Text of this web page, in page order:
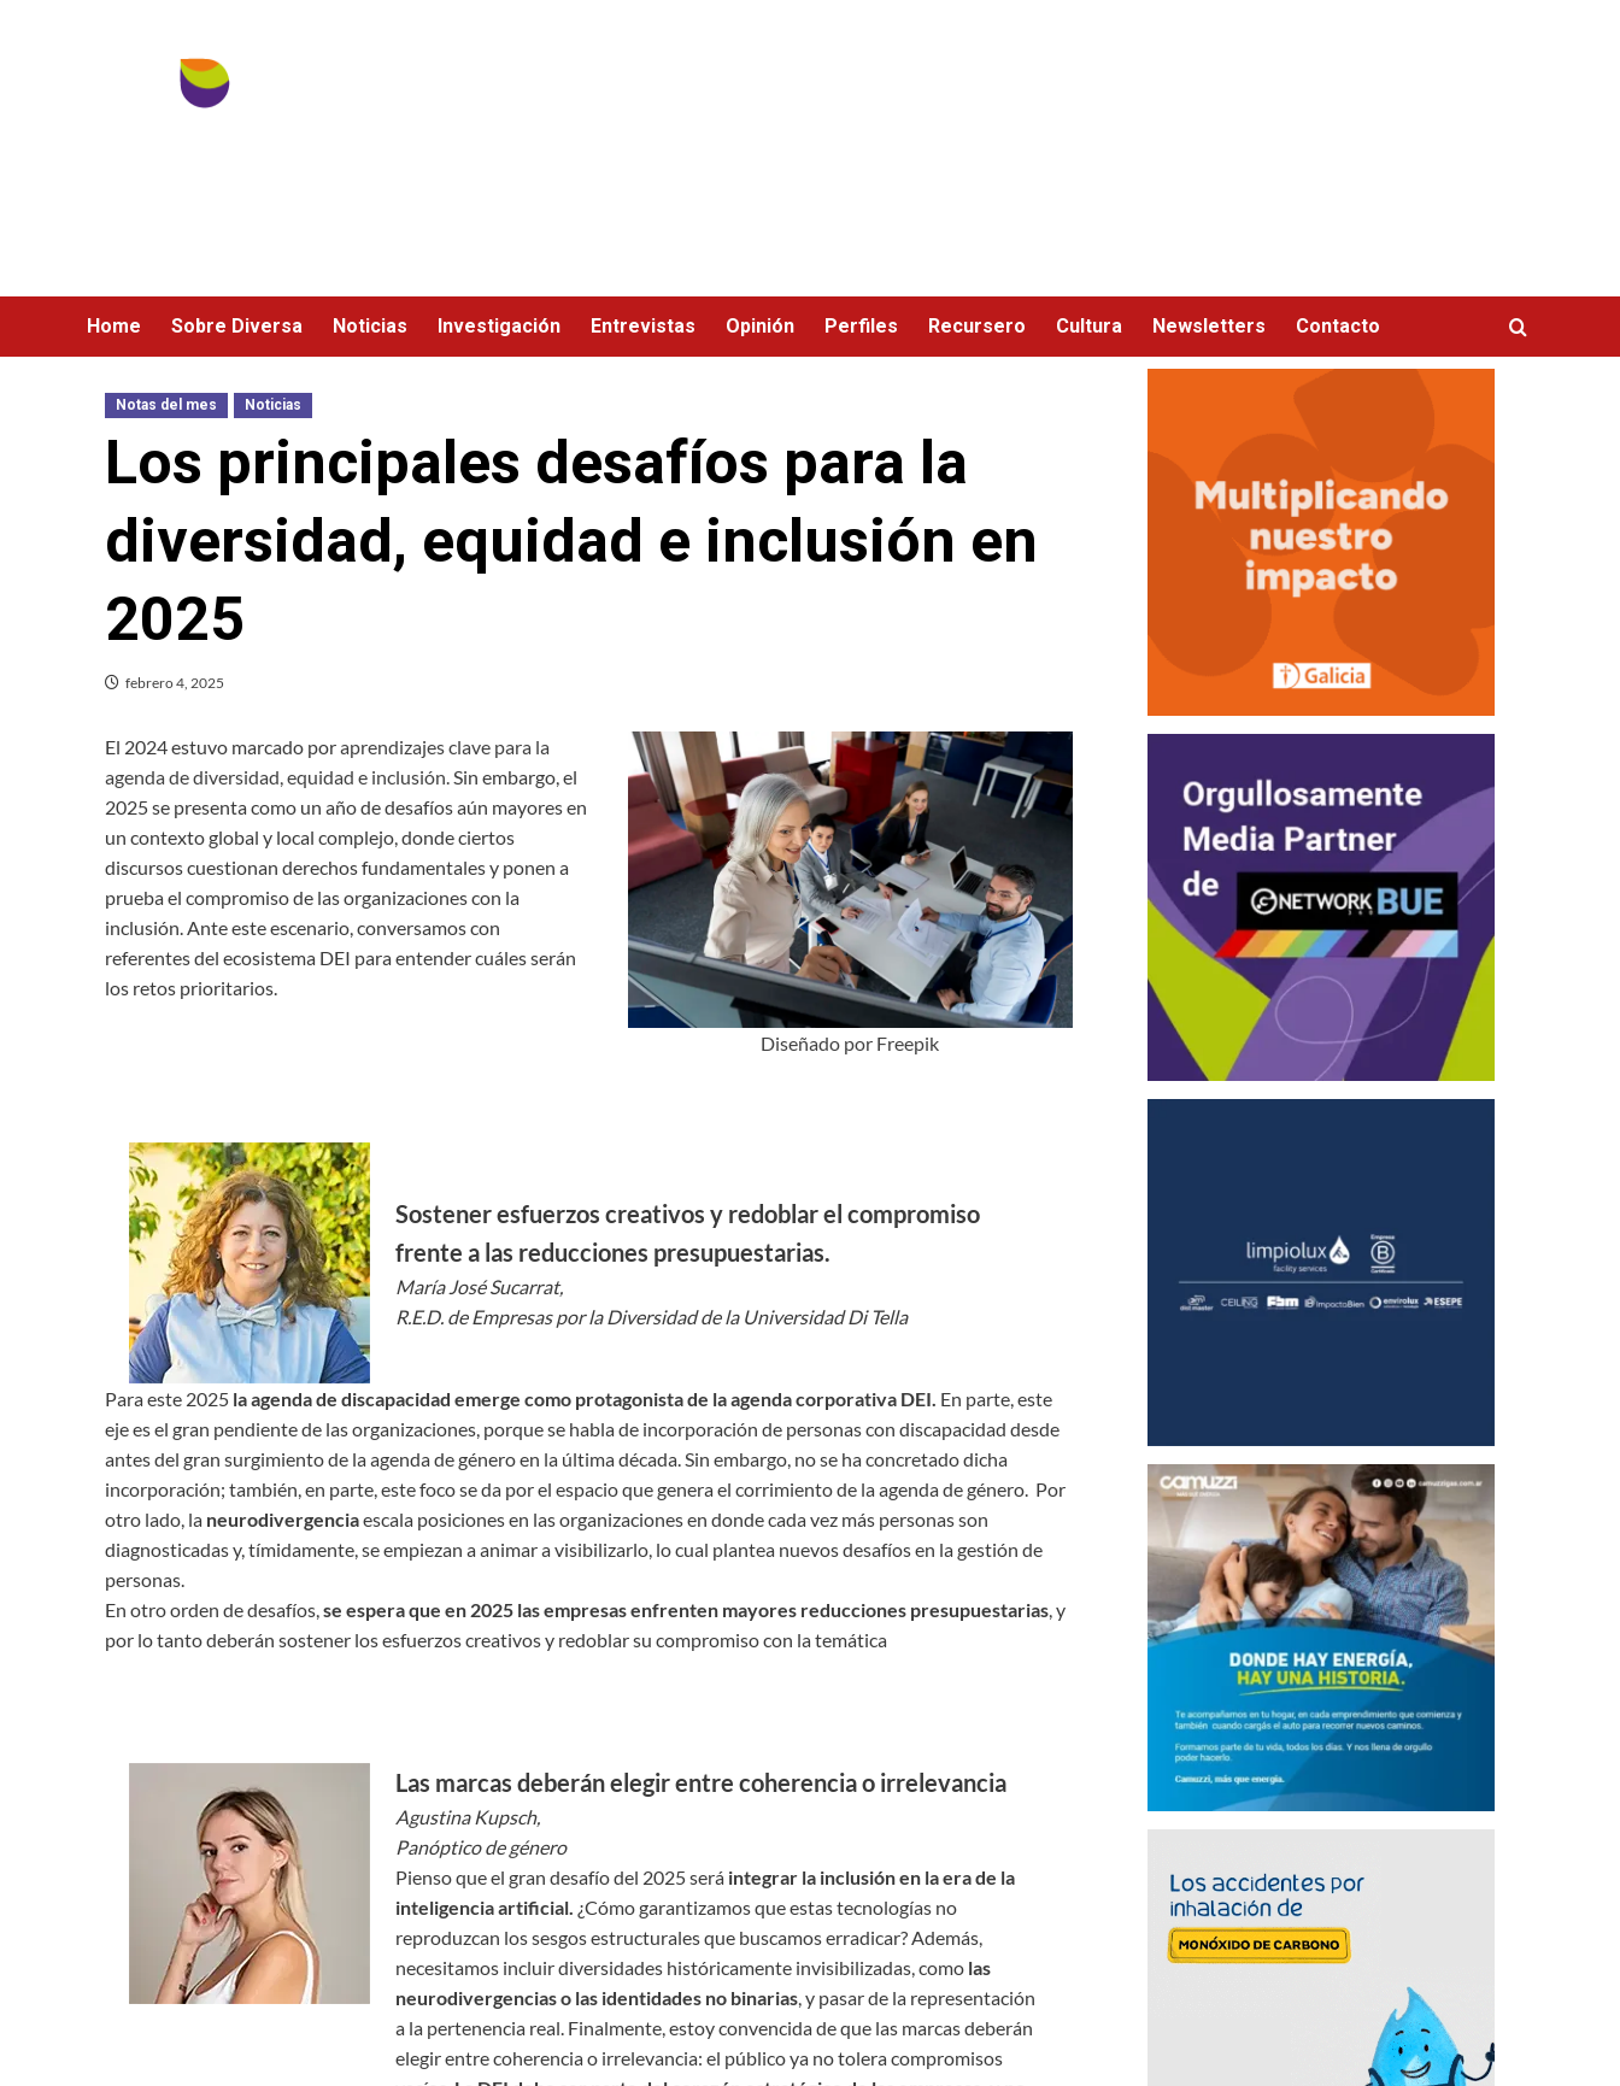
Home Sobre Diversa Noticias Investigación Entrevistas Opinión Perfiles Recursero Cultura Newsletters Contacto
Notas del mes Noticias
Los principales desafíos para la
diversidad, equidad e inclusión en
2025
febrero 4, 2025
El 2024 estuvo marcado poraprendizajes clave para la
agenda de diversidad, equidad e inclusión.Sin embargo, el
2025 se presenta como un año de desafíos aún mayores en
un contexto global y local complejo, donde ciertos
discursos cuestionan derechos fundamentales y ponen a
prueba el compromiso de las organizaciones con la
inclusión. Ante este escenario, conversamos con
referentes del ecosistema DEI para entender cuáles serán
los retos prioritarios.
Diseñado por Freepik
Sostener esfuerzos creativos y redoblar el compromiso
frente a las reducciones presupuestarias.
María José Sucarrat,
R.E.D. de Empresas por la Diversidad de la Universidad Di Tella
Para este 2025 la agenda de discapacidad emerge como protagonista de la agenda corporativa DEI. En parte, este
eje es el gran pendiente de las organizaciones, porque se habla de incorporación de personas con discapacidad desde
antes del gran surgimiento de la agenda de género en la última década. Sin embargo, no se ha concretado dicha
incorporación; también, en parte, este foco se da por el espacio que genera el corrimiento de la agenda de género. Por
otro lado, la neurodivergenciaescala posiciones en las organizaciones en donde cada vez más personas son
diagnosticadas y, tímidamente, se empiezan a animar a visibilizarlo, lo cual plantea nuevos desafíos en la gestión de
personas.
En otro orden de desafíos,se espera que en 2025 las empresas enfrenten mayores reducciones presupuestarias, y
por lo tanto deberán sostener los esfuerzos creativos y redoblar su compromiso con la temática
Las marcas deberán elegir entre coherencia o irrelevancia
Agustina Kupsch,
Panóptico de género
Pienso que el gran desafío del 2025 será integrar la inclusión en la era de la
inteligencia artificial. ¿Cómo garantizamos que estas tecnologías no
reproduzcan los sesgos estructurales que buscamos erradicar? Además,
necesitamos incluir diversidades históricamente invisibilizadas, como las
neurodivergencias o las identidades no binarias, y pasar de la representación
a la pertenencia real. Finalmente, estoy convencida de que las marcas deberán
elegir entre coherencia o irrelevancia: el público ya no tolera compromisos